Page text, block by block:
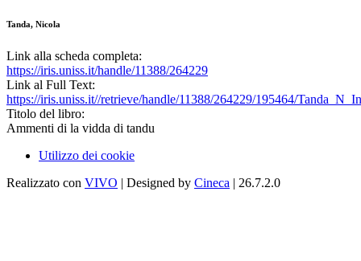
Tanda, Nicola
Link alla scheda completa:
https://iris.uniss.it/handle/11388/264229
Link al Full Text:
https://iris.uniss.it//retrieve/handle/11388/264229/195464/
Titolo del libro:
Ammenti di la vidda di tandu
Utilizzo dei cookie
Realizzato con VIVO | Designed by Cineca | 26.7.2.0